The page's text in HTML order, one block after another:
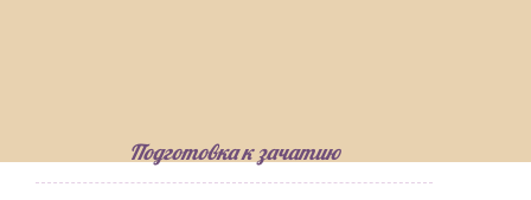
Подготовка к зачатию